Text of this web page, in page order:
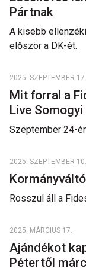
Pártnak
A kisebb
először a DK-ét.
2025. SZEPTEMBER 17.
Mit forral a
Live
Szeptember 24-
2025. SZEPTEMBER 10.
Rosszul áll a
2025. MÁRCIUS 17.
Ajándékot
Pétertől